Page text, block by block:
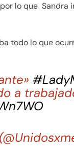
lo que Sandra
todo lo que
a